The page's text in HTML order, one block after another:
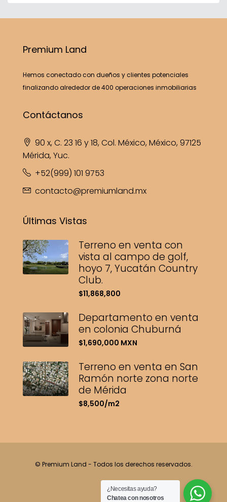
Premium Land
Hemos conectado con dueños y clientes potenciales
finalizando alrededor de 400 operaciones inmobiliarias
Contáctanos
90 x, C. 23 16 y 18, Col. México, México, 97125
Mérida, Yuc.
+52(999) 101 9753
contacto@premiumland.mx
Últimas Vistas
Terreno en venta con
vista al campo de golf,
hoyo 7, Yucatán Country
Club.
$11,868,800
Departamento en venta
en colonia Chuburná
$1,690,000 MXN
Terreno en venta en San
Ramón norte zona norte
de Mérida
$8,500/m2
© Premium Land - Todos los derechos reservados.
¿Necesitas ayuda?
Chatea con nosotros